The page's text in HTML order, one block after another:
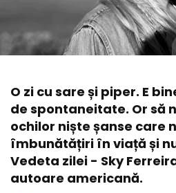
O zi cu sare și piper. E
de spontaneitate. Or să
ochilor niște șanse care
îmbunătățiri în viață și
Vedeta zilei - Sky
autoare americană.